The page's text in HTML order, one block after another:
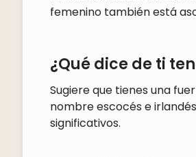
femenino también está
¿Qué dice de ti
Sugiere que tienes una
nombre escocés e
significativos.